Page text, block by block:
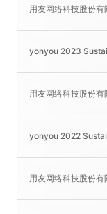
用友网络科技股份
yonyou 2023
用友网络科技股份
yonyou 2022
用友网络科技股份